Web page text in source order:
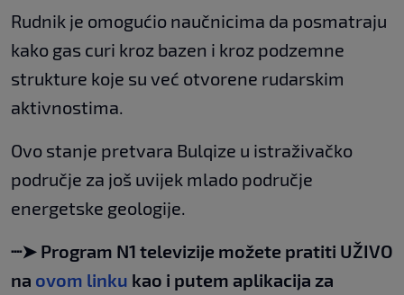
Rudnik je omogućio naučnicima da posmatraju
kako gas curi kroz bazen i kroz podzemne
strukture koje su već otvorene rudarskim
aktivnostima.
Ovo stanje pretvara Bulqize u istraživačko
područje za još uvijek mlado područje
energetske geologije.
┈➤ Program N1 televizije možete pratiti UŽIVO
na ovom linku kao i putem aplikacija za